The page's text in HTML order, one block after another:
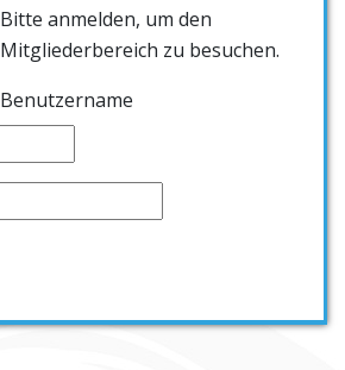
Bitte anmelden, um den
Mitgliederbereich zu besuchen.
Benutzername